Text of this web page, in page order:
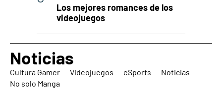
Los mejores romances de los
videojuegos
Noticias
Cultura Gamer Videojuegos eSports
Noticias
No solo Manga